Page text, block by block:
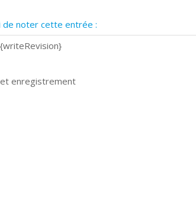
supportés ?
Chrome ?
de noter cette entrée :
enregistrement